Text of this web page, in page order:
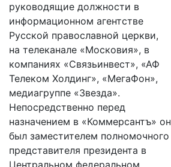
руководящие должности в
информационном агентстве
Русской православной церкви,
на телеканале «Московия», в
компаниях «Связьинвест», «АФ
Телеком Холдинг», «МегаФон»,
медиагруппе «Звезда».
Непосредственно перед
назначением в «Коммерсантъ» он
был заместителем полномочного
представителя президента в
Центральном федеральном